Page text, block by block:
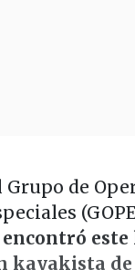
Grupo de
encontró este
kayakista